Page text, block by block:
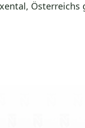
, Österreichs